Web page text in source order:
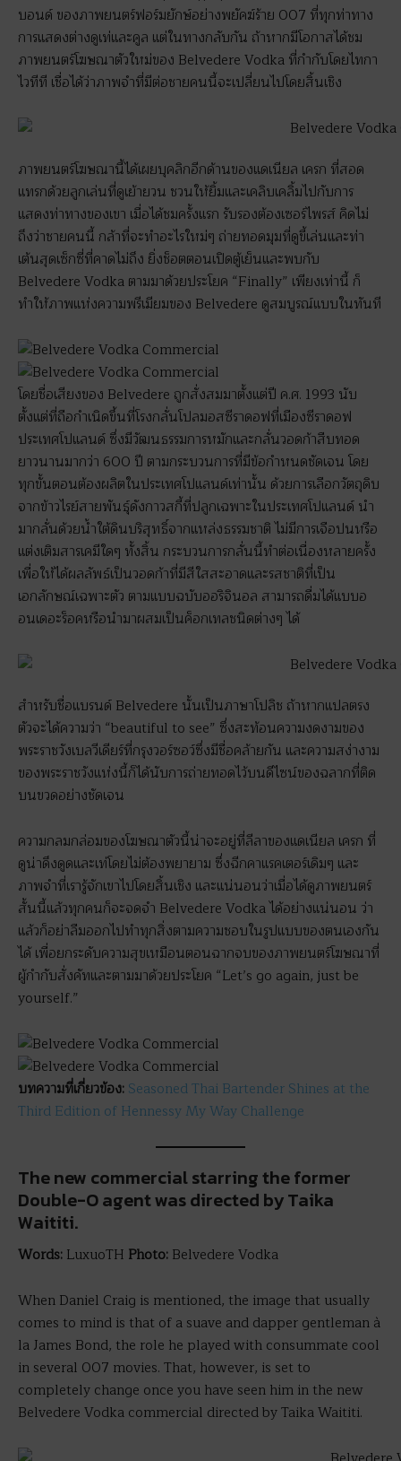
บอนด์ ของภาพยนตร์ฟอร์มยักษ์อย่างพยัคฆ์ร้าย 007 ที่ทุกท่าทาง
การแสดงต่างดูเท่และคูล แต่ในทางกลับกัน ถ้าหากมีโอกาสได้ชม
ภาพยนตร์โฆษณาตัวใหม่ของ Belvedere Vodka ที่กำกับโดยไทกา
ไวทีที เชื่อได้ว่าภาพจำที่มีต่อชายคนนี้จะเปลี่ยนไปโดยสิ้นเชิง
ภาพยนตร์โฆษณานี้ได้เผยบุคลิกอีกด้านของแดเนียล เครก ที่สอด
แทรกด้วยลูกเล่นที่ดูเย้ายวน ชวนให้ยิ้มและเคลิบเคลิ้มไปกับการ
แสดงท่าทางของเขา เมื่อได้ชมครั้งแรก รับรองต้องเซอร์ไพรส์ คิดไม่
ถึงว่าชายคนนี้ กล้าที่จะทำอะไรใหม่ๆ ถ่ายทอดมุมที่ดูขี้เล่นและท่า
เต้นสุดเซ็กซี่ที่คาดไม่ถึง ยิ่งช็อตตอนเปิดตู้เย็นและพบกับ
Belvedere Vodka ตามมาด้วยประโยค “Finally” เพียงเท่านี้ ก็
ทำให้ภาพแห่งความพรีเมียมของ Belvedere ดูสมบูรณ์แบบในทันที
โดยชื่อเสียงของ Belvedere ถูกสั่งสมมาตั้งแต่ปี ค.ศ. 1993 นับ
ตั้งแต่ที่ถือกำเนิดขึ้นที่โรงกลั่นโปลมอสซีราดอฟที่เมืองซีราดอฟ
ประเทศโปแลนด์ ซึ่งมีวัฒนธรรมการหมักและกลั่นวอดก้าสืบทอด
ยาวนานมากว่า 600 ปี ตามกระบวนการที่มีข้อกำหนดชัดเจน โดย
ทุกขั้นตอนต้องผลิตในประเทศโปแลนด์เท่านั้น ด้วยการเลือกวัตถุดิบ
จากข้าวไรย์สายพันธุ์ดังกาวสกี้ที่ปลูกเฉพาะในประเทศโปแลนด์ นำ
มากลั่นด้วยน้ำใต้ดินบริสุทธิ์จากแหล่งธรรมชาติ ไม่มีการเจือปนหรือ
แต่งเติมสารเคมีใดๆ ทั้งสิ้น กระบวนการกลั่นนี้ทำต่อเนื่องหลายครั้ง
เพื่อให้ได้ผลลัพธ์เป็นวอดก้าที่มีสีใสสะอาดและรสชาติที่เป็น
เอกลักษณ์เฉพาะตัว ตามแบบฉบับออริจินอล สามารถดื่มได้แบบอ
อนเดอะร็อคหรือนำมาผสมเป็นค็อกเทลชนิดต่างๆ ได้
สำหรับชื่อแบรนด์ Belvedere นั้นเป็นภาษาโปลิช ถ้าหากแปลตรง
ตัวจะได้ความว่า “beautiful to see” ซึ่งสะท้อนความงดงามของ
พระราชวังเบลวีเดียร์ที่กรุงวอร์ซอว์ซึ่งมีชื่อคล้ายกัน และความสง่างาม
ของพระราชวังแห่งนี้ก็ได้นับการถ่ายทอดไว้บนดีไซน์ของฉลากที่ติด
บนขวดอย่างชัดเจน
ความกลมกล่อมของโฆษณาตัวนี้น่าจะอยู่ที่ลีลาของแดเนียล เครก ที่
ดูน่าดึงดูดและเท่โดยไม่ต้องพยายาม ซึ่งฉีกคาแรคเตอร์เดิมๆ และ
ภาพจำที่เรารู้จักเขาไปโดยสิ้นเชิง และแน่นอนว่าเมื่อได้ดูภาพยนตร์
สั้นนี้แล้วทุกคนก็จะจดจำ Belvedere Vodka ได้อย่างแน่นอน ว่า
แล้วก็อย่าลืมออกไปทำทุกสิ่งตามความชอบในรูปแบบของตนเองกัน
ได้ เพื่อยกระดับความสุขเหมือนตอนฉากจบของภาพยนตร์โฆษณาที่
ผู้กำกับสั่งคัทและตามมาด้วยประโยค “Let’s go again, just be
yourself.”
บทความที่เกี่ยวข้อง: Seasoned Thai Bartender Shines at the
Third Edition of Hennessy My Way Challenge
The new commercial starring the former
Double-O agent was directed by Taika
Waititi.
Words: LuxuoTH Photo: Belvedere Vodka
When Daniel Craig is mentioned, the image that usually
comes to mind is that of a suave and dapper gentleman à
la James Bond, the role he played with consummate cool
in several 007 movies. That, however, is set to
completely change once you have seen him in the new
Belvedere Vodka commercial directed by Taika Waititi.